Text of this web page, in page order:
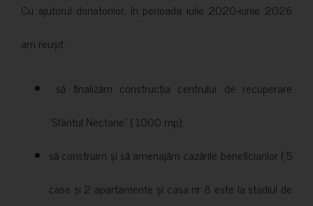
Cu ajutorul donatorilor, în perioada iulie 2020-iunie 2026
am reușit:
să finalizăm construcția centrului de recuperare
”Sfântul Nectarie” ( 1000 mp);
să construim și să amenajăm cazările beneficiarilor ( 5
case și 2 apartamente și casa nr 8 este la stadiul de